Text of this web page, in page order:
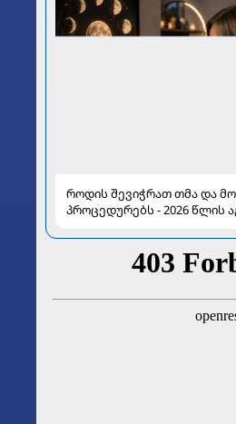
როდის შევიჭრათ თმა და
პროცედურებს - 2026 წლის